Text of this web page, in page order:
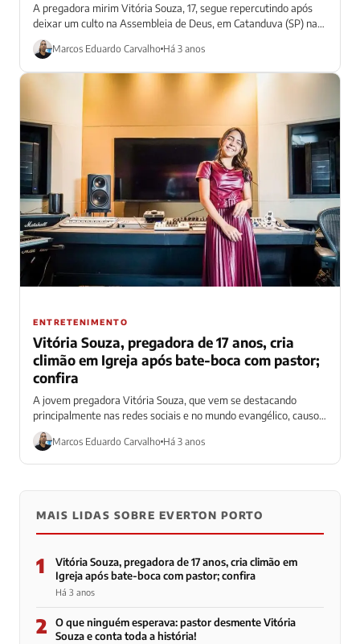
A pregadora mirim Vitória Souza, 17, segue repercutindo após
deixar um culto na Assembleia de Deus, em Catanduva (SP) na
semana passada....
Marcos Eduardo Carvalho Há 3 anos
ENTRETENIMENTO
Vitória Souza, pregadora de 17 anos, cria
climão em Igreja após bate-boca com pastor;
confira
A jovem pregadora Vitória Souza, que vem se destacando
principalmente nas redes sociais e no mundo evangélico, causou
polêmica nesses últimos dias....
Marcos Eduardo Carvalho Há 3 anos
MAIS LIDAS SOBRE EVERTON PORTO
1
Vitória Souza, pregadora de 17 anos, cria climão em
Igreja após bate-boca com pastor; confira
Há 3 anos
2
O que ninguém esperava: pastor desmente Vitória
Souza e conta toda a história!